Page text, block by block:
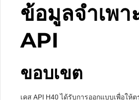
ข้อมูลจำเพา
API
ขอบเขต
เคส API H40 ได้รับการออกแบบเพื่อให้